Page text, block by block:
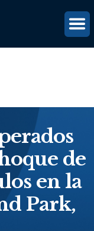
DEL CASO
de
en la
Park,